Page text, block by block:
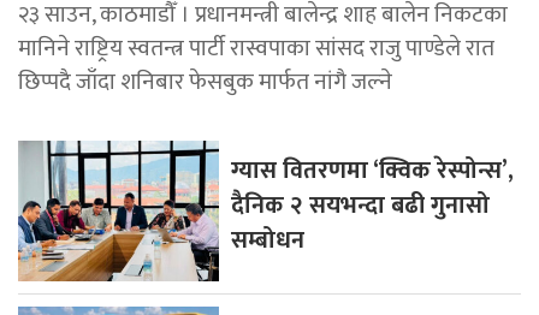
२३ साउन, काठमाडौँ । प्रधानमन्त्री बालेन्द्र शाह बालेन निकटका
मानिने राष्ट्रिय स्वतन्त्र पार्टी रास्वपाका सांसद राजु पाण्डेले रात
छिप्पदै जाँदा शनिबार फेसबुक मार्फत नांगै जल्ने
ग्यास वितरणमा ‘क्विक रेस्पोन्स’,
दैनिक २ सयभन्दा बढी गुनासो
सम्बोधन